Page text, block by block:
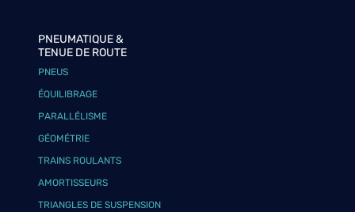
PNEUMATIQUE &
TENUE DE ROUTE
PNEUS
ÉQUILIBRAGE
PARALLÉLISME
GÉOMÉTRIE
TRAINS ROULANTS
AMORTISSEURS
TRIANGLES DE SUSPENSION